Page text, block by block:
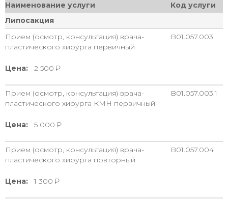
Наименование услуги
Код услуги
Липосакция
Прием (осмотр, консультация) врача-
пластического хирурга первичный
B01.057.003
Цена: 2 500
Прием (осмотр, консультация) врача-
пластического хирурга КМН первичный
B01.057.003.1
Цена: 5 000
Прием (осмотр, консультация) врача-
пластического хирурга повторный
B01.057.004
Цена: 1 300